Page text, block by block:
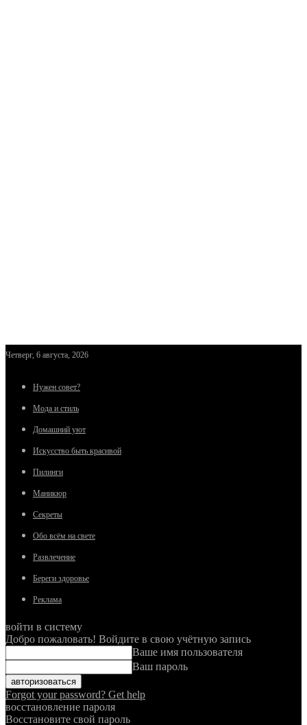
Четверг, 6 августа, 2026
Нужен совет?
Мода и стиль
Домашний уют
Искусство быть красивой
Пилинги
Маникюр
Секреты
Обо всём на свете
Развлечение
Береги здоровье
Реклама
войти в систему
Добро пожаловать! Войдите в свою учётную запись
Ваше имя пользователя
Ваш пароль
Forgot your password? Get help
восстановление пароля
Восстановите свой пароль